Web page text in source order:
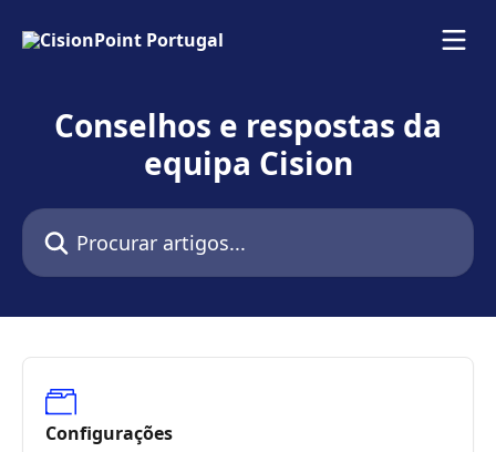
Conselhos e respostas da
equipa Cision
Procurar artigos...
Configurações